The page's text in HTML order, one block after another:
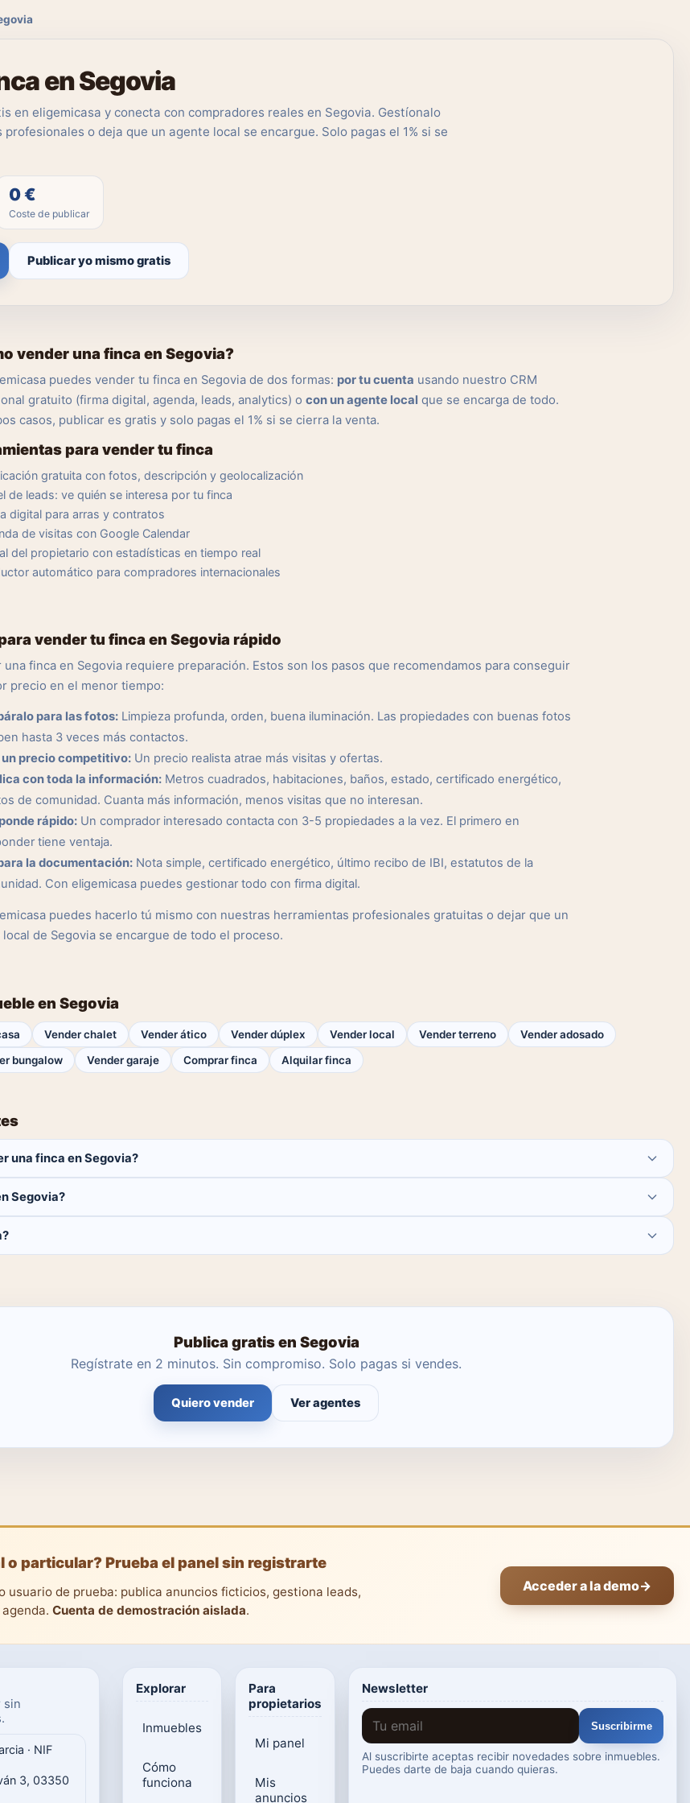
en Segovia
en eligemicasa y conecta con compradores reales en Segovia. Gestíonalo
o deja que un agente local se encargue. Solo pagas el 1% si se
0 €
Coste de publicar
Publicar yo mismo gratis
vender una finca en Segovia?
puedes vender tu finca en Segovia de dos formas: por tu cuenta usando nuestro CRM
gratuito (firma digital, agenda, leads, analytics) o con un agente local que se encarga de todo.
casos, publicar es gratis y solo pagas el 1% si se cierra la venta.
para vender tu finca
gratuita con fotos, descripción y geolocalización
de leads: ve quién se interesa por tu finca
digital para arras y contratos
de visitas con Google Calendar
del propietario con estadísticas en tiempo real
automático para compradores internacionales
vender tu finca en Segovia rápido
una finca en Segovia requiere preparación. Estos son los pasos que recomendamos para conseguir
precio en el menor tiempo:
para las fotos: Limpieza profunda, orden, buena iluminación. Las propiedades con buenas fotos
hasta 3 veces más contactos.
un precio competitivo: Un precio realista atrae más visitas y ofertas.
con toda la información: Metros cuadrados, habitaciones, baños, estado, certificado energético,
de comunidad. Cuanta más información, menos visitas que no interesan.
rápido: Un comprador interesado contacta con 3-5 propiedades a la vez. El primero en
tiene ventaja.
la documentación: Nota simple, certificado energético, último recibo de IBI, estatutos de la
Con eligemicasa puedes gestionar todo con firma digital.
puedes hacerlo tú mismo con nuestras herramientas profesionales gratuitas o dejar que un
de Segovia se encargue de todo el proceso.
en Segovia
Vender chalet Vender ático Vender dúplex Vender local Vender terreno
Vender adosado
bungalow Vender garaje Comprar finca Alquilar finca
una finca en Segovia?
Segovia?
Publica gratis en Segovia
Regístrate en 2 minutos. Sin compromiso. Solo pagas si vendes.
Quiero vender Ver agentes
o particular? Prueba el panel sin registrarte
usuario de prueba: publica anuncios ficticios, gestiona leads,
Cuenta de demostración aislada.
Acceder a la demo→
sin
· NIF
3, 03350
Explorar
Inmuebles
Cómo
funciona
Para
propietarios
Mi panel
Mis
anuncios
Newsletter
Suscribirme
Al suscribirte aceptas recibir novedades sobre inmuebles.
Puedes darte de baja cuando quieras.